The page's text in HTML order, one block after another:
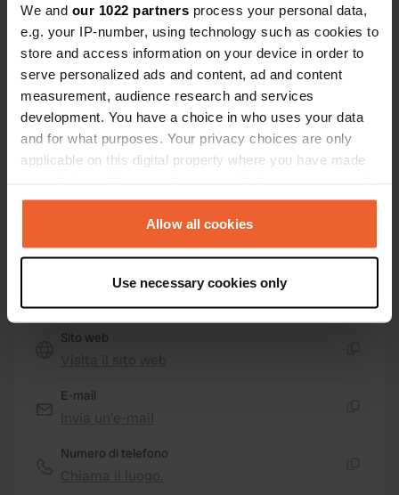
We and our 1022 partners process your personal data,
e.g. your IP-number, using technology such as cookies to
store and access information on your device in order to
serve personalized ads and content, ad and content
measurement, audience research and services
development. You have a choice in who uses your data
and for what purposes. Your privacy choices are only
applicable on this digital property where you have made
any time from the Cookie Declaration or by clicking on
the Privacy trigger icon.
Collect information about your geographical location
which can be accurate to within several meters
Identify your device by actively scanning it for
and set your preferences in the
Allow all cookies
Use necessary cookies only
17570, Les Mathes, Francia
Coordinate
45° 43' 24" N 1° 10' 27" W
45.72339 -1.1742
Codice sito
per tutti i dettagli di contatto
Mostra sulla mappa
Sito web
E-mail
Numero di telefono